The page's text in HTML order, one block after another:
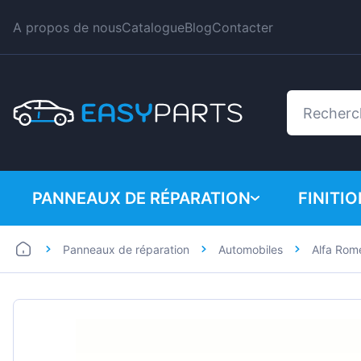
A propos de nousCatalogueBlogContacter
PANNEAUX DE RÉPARATION
Automobiles
BMW
Panneaux de réparation Automobiles Alfa